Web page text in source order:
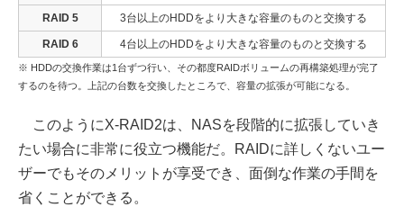
RAID 5 3台以上のHDDをより大きな容量のものと交換する
RAID 6 4台以上のHDDをより大きな容量のものと交換する
※ HDDの交換作業は1台ずつ行い、その都度RAIDボリュームの再構築処理が完了
するのを待つ。上記の台数を交換したところで、容量の拡張が可能になる。
このようにX-RAID2は、NASを段階的に拡張していき
たい場合に非常に役立つ機能だ。RAIDに詳しくないユー
ザーでもそのメリットが享受でき、面倒な作業の手間を
省くことができる。